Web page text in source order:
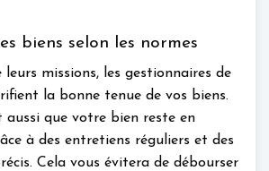
biens selon les normes
leurs missions, les gestionnaires de
la bonne tenue de vos biens.
aussi que votre bien reste en
à des entretiens réguliers et des
Cela vous évitera de débourser